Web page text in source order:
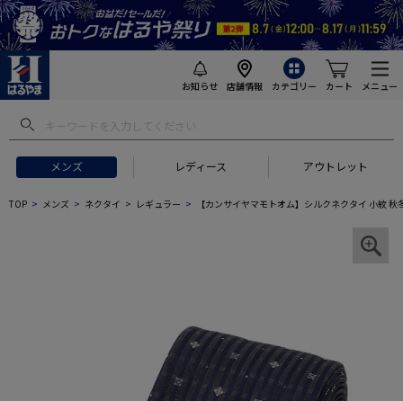
お知らせ 店舗情報 カテゴリー カート メニュー
メンズ レディース アウトレット
TOP メンズ ネクタイ レギュラー 【カンサイヤマモトオム】シルクネクタイ 小紋